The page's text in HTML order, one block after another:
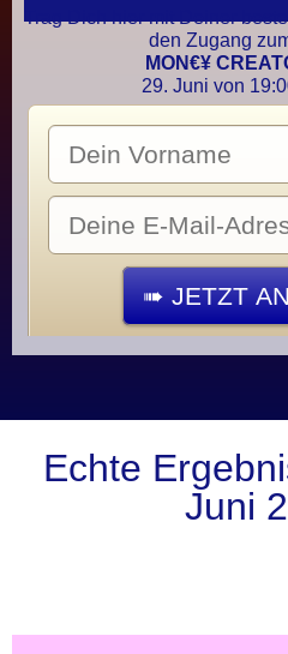
Trag Dich hier mit Deiner
den Zugang
MON€¥
29. Juni von
Echte
Juni